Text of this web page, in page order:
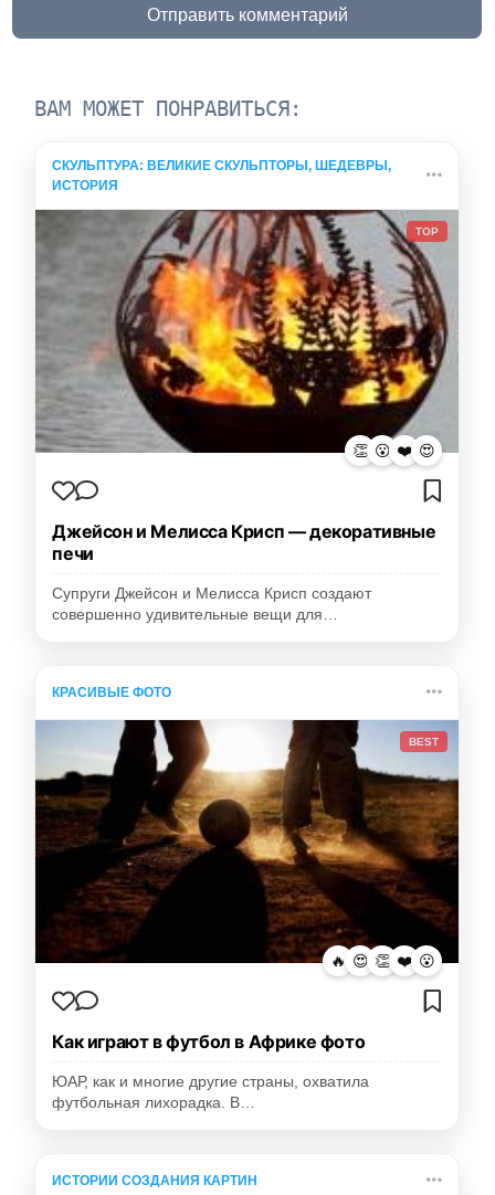
Отправить комментарий
ВАМ МОЖЕТ ПОНРАВИТЬСЯ:
СКУЛЬПТУРА: ВЕЛИКИЕ СКУЛЬПТОРЫ, ШЕДЕВРЫ,
ИСТОРИЯ
TOP
👏 😮 ❤️ 😍
Джейсон и Мелисса Крисп — декоративные
печи
Супруги Джейсон и Мелисса Крисп создают
совершенно удивительные вещи для…
КРАСИВЫЕ ФОТО
BEST
🔥 😍 👏 ❤️ 😮
Как играют в футбол в Африке фото
ЮАР, как и многие другие страны, охватила
футбольная лихорадка. В…
ИСТОРИИ СОЗДАНИЯ КАРТИН